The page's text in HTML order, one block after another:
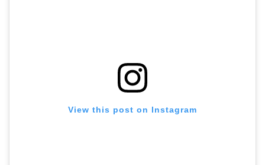
View this post on Instagram